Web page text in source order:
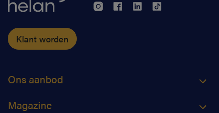
Klant worden
Ons aanbod
Magazine